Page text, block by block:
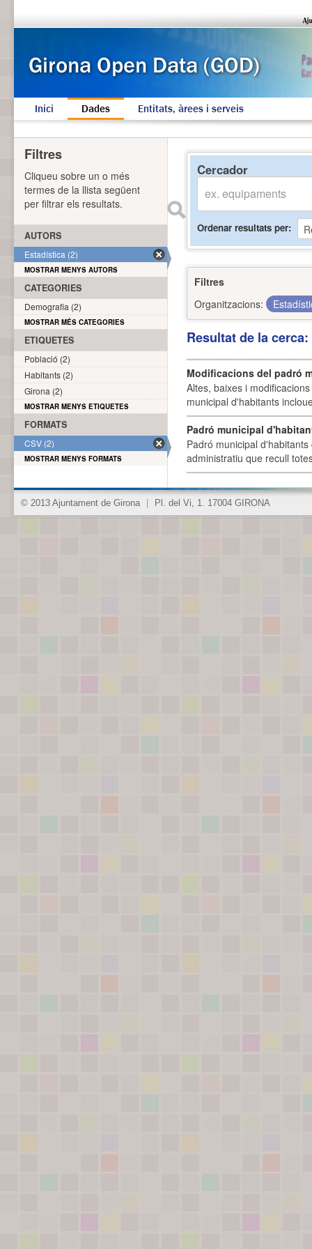
Inici Dades Entitats, àrees i serveis
Cercador
Ordenar resultats per
Filtres
Organitzacions:
Resultat de la
Modificacions del padró
Altes, baixes i
municipal d'habitants
Padró municipal
Padró municipal
administratiu que recull
Filtres
Cliqueu sobre un o més
termes de la llista següent
per filtrar els resultats.
AUTORS
Estadística (2)
MOSTRAR MENYS AUTORS
CATEGORIES
Demografia (2)
MOSTRAR MÉS CATEGORIES
ETIQUETES
Població (2)
Habitants (2)
Girona (2)
MOSTRAR MENYS ETIQUETES
FORMATS
CSV (2)
MOSTRAR MENYS FORMATS
© 2013 Ajuntament de Girona Pl. del Vi, 1. 17004 GIRONA